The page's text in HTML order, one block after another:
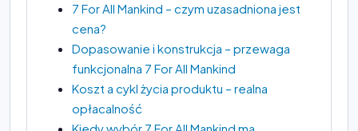
7 For All Mankind – czym uzasadniona jest
cena?
Dopasowanie i konstrukcja – przewaga
funkcjonalna 7 For All Mankind
Koszt a cykl życia produktu – realna
opłacalność